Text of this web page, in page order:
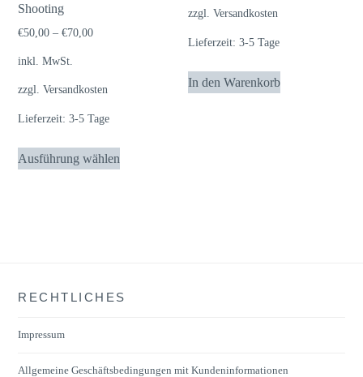
Shooting
€50,00 –€70,00
inkl. MwSt.
zzgl.Versandkosten
Lieferzeit:3-5 Tage
Ausführung wählen
Dieses
Produkt
Optionen
der
zzgl.Versandkosten
Lieferzeit:3-5 Tage
In den Warenkorb
RECHTLICHES
Impressum
Allgemeine Geschäftsbedingungen mit Kundeninformationen